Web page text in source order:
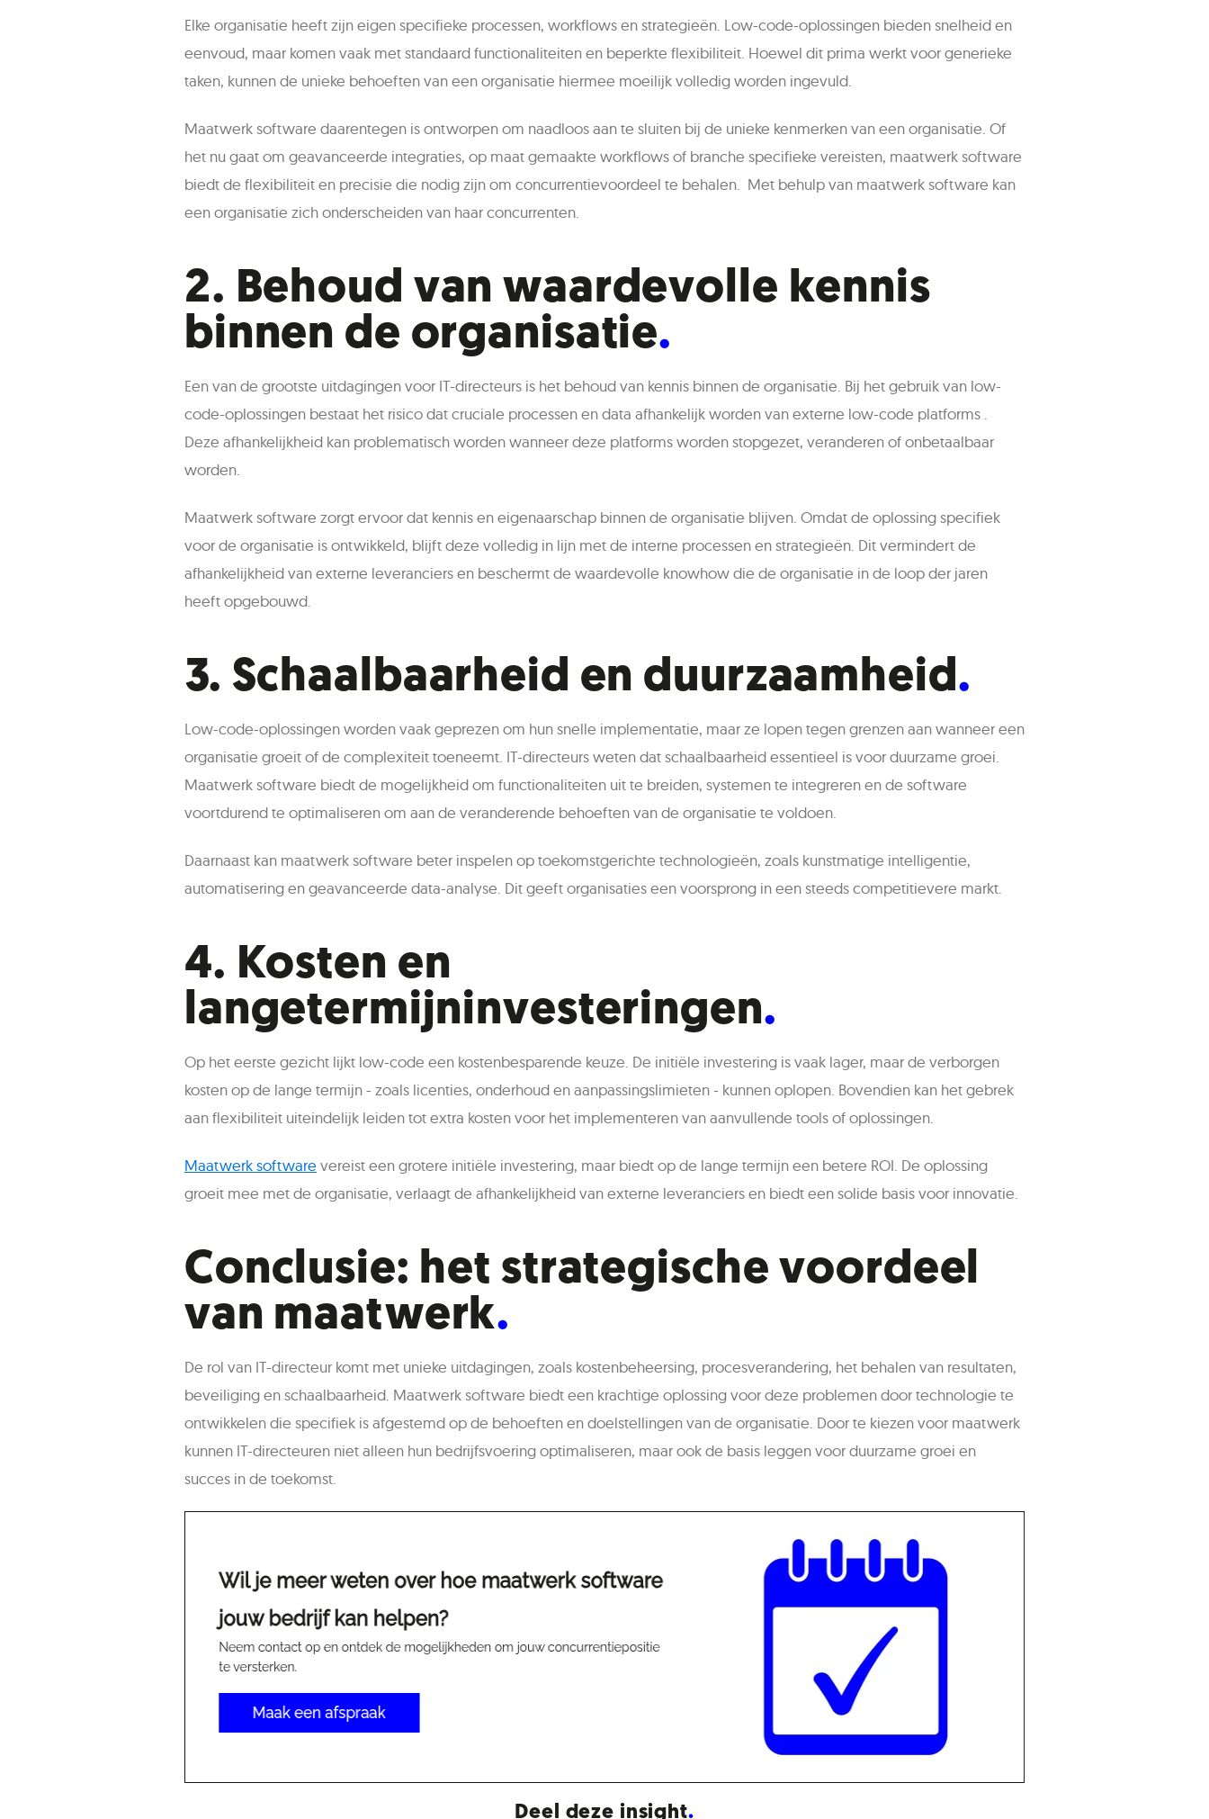
Elke organisatie heeft zijn eigen specifieke processen, workflows en strategieën. Low-code-oplossingen bieden snelheid en
eenvoud, maar komen vaak met standaard functionaliteiten en beperkte flexibiliteit. Hoewel dit prima werkt voor generieke
taken, kunnen de unieke behoeften van een organisatie hiermee moeilijk volledig worden ingevuld.
Maatwerk software daarentegen is ontworpen om naadloos aan te sluiten bij de unieke kenmerken van een organisatie. Of
het nu gaat om geavanceerde integraties, op maat gemaakte workflows of branche specifieke vereisten, maatwerk software
biedt de flexibiliteit en precisie die nodig zijn om concurrentievoordeel te behalen. Met behulp van maatwerk software kan
een organisatie zich onderscheiden van haar concurrenten.
2. Behoud van waardevolle kennis
binnen de organisatie
Een van de grootste uitdagingen voor IT-directeurs is het behoud van kennis binnen de organisatie. Bij het gebruik van low-
code-oplossingen bestaat het risico dat cruciale processen en data afhankelijk worden van externe low-code platforms .
Deze afhankelijkheid kan problematisch worden wanneer deze platforms worden stopgezet, veranderen of onbetaalbaar
worden.
Maatwerk software zorgt ervoor dat kennis en eigenaarschap binnen de organisatie blijven. Omdat de oplossing specifiek
voor de organisatie is ontwikkeld, blijft deze volledig in lijn met de interne processen en strategieën. Dit vermindert de
afhankelijkheid van externe leveranciers en beschermt de waardevolle knowhow die de organisatie in de loop der jaren
heeft opgebouwd.
3. Schaalbaarheid en duurzaamheid
Low-code-oplossingen worden vaak geprezen om hun snelle implementatie, maar ze lopen tegen grenzen aan wanneer een
organisatie groeit of de complexiteit toeneemt. IT-directeurs weten dat schaalbaarheid essentieel is voor duurzame groei.
Maatwerk software biedt de mogelijkheid om functionaliteiten uit te breiden, systemen te integreren en de software
voortdurend te optimaliseren om aan de veranderende behoeften van de organisatie te voldoen.
Daarnaast kan maatwerk software beter inspelen op toekomstgerichte technologieën, zoals kunstmatige intelligentie,
automatisering en geavanceerde data-analyse. Dit geeft organisaties een voorsprong in een steeds competitievere markt.
4. Kosten en
langetermijninvesteringen
Op het eerste gezicht lijkt low-code een kostenbesparende keuze. De initiële investering is vaak lager, maar de verborgen
kosten op de lange termijn - zoals licenties, onderhoud en aanpassingslimieten - kunnen oplopen. Bovendien kan het gebrek
aan flexibiliteit uiteindelijk leiden tot extra kosten voor het implementeren van aanvullende tools of oplossingen.
Maatwerk software vereist een grotere initiële investering, maar biedt op de lange termijn een betere ROI. De oplossing
groeit mee met de organisatie, verlaagt de afhankelijkheid van externe leveranciers en biedt een solide basis voor innovatie.
Conclusie: het strategische voordeel
van maatwerk
De rol van IT-directeur komt met unieke uitdagingen, zoals kostenbeheersing, procesverandering, het behalen van resultaten,
beveiliging en schaalbaarheid. Maatwerk software biedt een krachtige oplossing voor deze problemen door technologie te
ontwikkelen die specifiek is afgestemd op de behoeften en doelstellingen van de organisatie. Door te kiezen voor maatwerk
kunnen IT-directeuren niet alleen hun bedrijfsvoering optimaliseren, maar ook de basis leggen voor duurzame groei en
succes in de toekomst.
Deel deze insight